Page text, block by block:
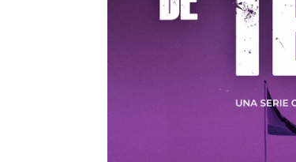
Carmen Marar | Guillermo
05 de junio de 2023,
Miquel
en la nueva
'Las noches de
contará con 6